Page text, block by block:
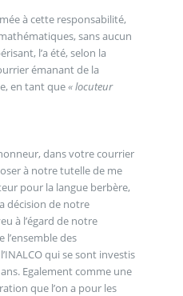
à cette responsabilité,
sans aucun
l’a été, selon la
émanant de la
en tant que« locuteur
dans votre courrier
à notre tutelle de me
pour la langue berbère,
décision de notre
à l’égard de notre
des
qui se sont investis
Egalement comme une
que l’on a pour les